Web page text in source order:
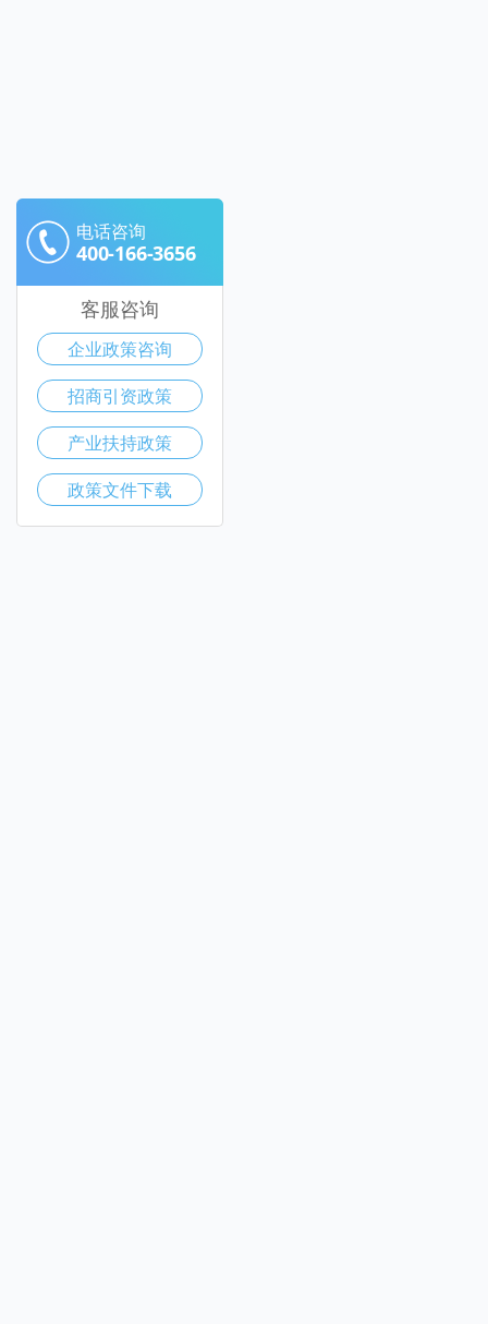
电话咨询
400-166-3656
客服咨询
企业政策咨询
招商引资政策
产业扶持政策
政策文件下载